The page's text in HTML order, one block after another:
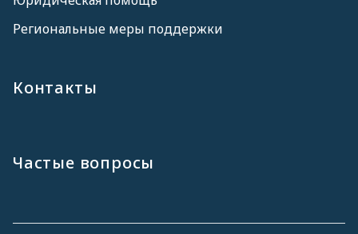
Региональные меры поддержки
Контакты
Частые вопросы